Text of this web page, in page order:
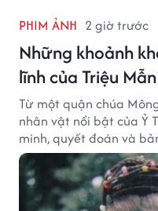
PHIM ẢNH 2 giờ trước
Những khoảnh
lĩnh của Triệu Mẫn
Từ một quận chúa
nhân vật nổi bật của Ỷ
minh, quyết đoán và